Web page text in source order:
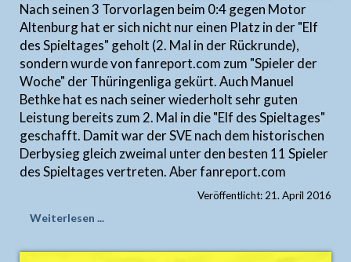
Nach seinen 3 Torvorlagen beim 0:4 gegen Motor
Altenburg hat er sich nicht nur einen Platz in der "Elf
des Spieltages" geholt (2. Mal in der Rückrunde),
sondern wurde von fanreport.com zum "Spieler der
Woche" der Thüringenliga gekürt. Auch Manuel
Bethke hat es nach seiner wiederholt sehr guten
Leistung bereits zum 2. Mal in die "Elf des Spieltages"
geschafft. Damit war der SVE nach dem historischen
Derbysieg gleich zweimal unter den besten 11 Spieler
des Spieltages vertreten. Aber fanreport.com
Veröffentlicht: 21. April 2016
Weiterlesen ...